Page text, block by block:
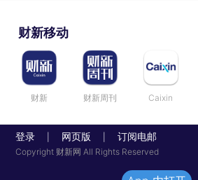
财新移动
财新 财新周刊 Caixin
登录 网页版 订阅电邮
Copyright 财新网 All Rights Reserved